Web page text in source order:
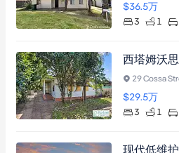
$36.5万
3 1
29 Cossa
$29.5万
3 1